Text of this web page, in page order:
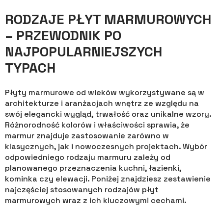
RODZAJE PŁYT MARMUROWYCH
– PRZEWODNIK PO
NAJPOPULARNIEJSZYCH
TYPACH
Płyty marmurowe od wieków wykorzystywane są w
architekturze i aranżacjach wnętrz ze względu na
swój elegancki wygląd, trwałość oraz unikalne wzory.
Różnorodność kolorów i właściwości sprawia, że
marmur znajduje zastosowanie zarówno w
klasycznych, jak i nowoczesnych projektach. Wybór
odpowiedniego rodzaju marmuru zależy od
planowanego przeznaczenia kuchni, łazienki,
kominka czy elewacji. Poniżej znajdziesz zestawienie
najczęściej stosowanych rodzajów płyt
marmurowych wraz z ich kluczowymi cechami.